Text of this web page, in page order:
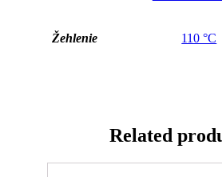
Žehlenie 110 °C
Related